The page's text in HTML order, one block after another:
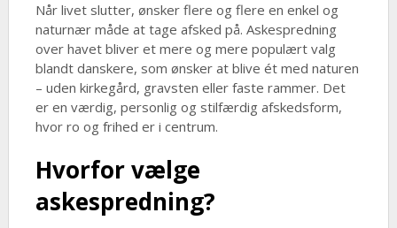
Når livet slutter, ønsker flere og flere en enkel og
naturnær måde at tage afsked på. Askespredning
over havet bliver et mere og mere populært valg
blandt danskere, som ønsker at blive ét med naturen
– uden kirkegård, gravsten eller faste rammer. Det
er en værdig, personlig og stilfærdig afskedsform,
hvor ro og frihed er i centrum.
Hvorfor vælge
askespredning?